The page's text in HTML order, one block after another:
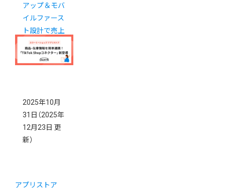
アップ＆モバ
イルファース
ト設計で売上
アップに貢献
2025年10月
31日 （2025年
12月23日 更
新）
アプリストア